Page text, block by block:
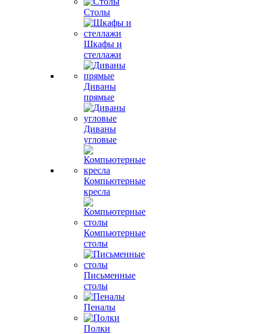
Столы
Шкафы и
стеллажи
Диваны
прямые
Диваны
угловые
Компьютерные
кресла
Компьютерные
столы
Письменные
столы
Пеналы
Полки